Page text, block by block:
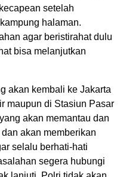
setelah
halaman.
agar beristirahat dulu
bisa melanjutkan
akan kembali ke Jakarta
maupun di Stasiun Pasar
akan memantau dan
akan memberikan
selalu berhati-hati
segera hubungi